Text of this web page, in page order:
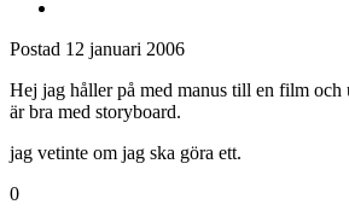
Postad 12 januari 2006
Hej jag håller på med manus till en film och
är bra med storyboard.
jag vetinte om jag ska göra ett.
0